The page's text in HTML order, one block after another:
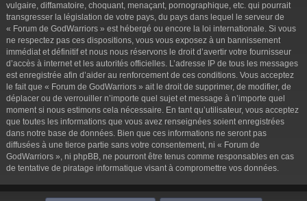
vulgaire, diffamatoire, choquant, menaçant, pornographique, etc. qui pourrait
transgresser la législation de votre pays, du pays dans lequel le serveur de
« Forum de GodWarriors » est hébergé ou encore la loi internationale. Si vous
ne respectez pas ces dispositions, vous vous exposez à un bannissement
immédiat et définitif et nous nous réservons le droit d’avertir votre fournisseur
d’accès à internet et les autorités officielles. L’adresse IP de tous les messages
est enregistrée afin d’aider au renforcement de ces conditions. Vous acceptez
le fait que « Forum de GodWarriors » ait le droit de supprimer, de modifier, de
déplacer ou de verrouiller n’importe quel sujet et message à n’importe quel
moment si nous estimons cela nécessaire. En tant qu’utilisateur, vous acceptez
que toutes les informations que vous avez renseignées soient enregistrées
dans notre base de données. Bien que ces informations ne seront pas
diffusées à une tierce partie sans votre consentement, ni « Forum de
GodWarriors », ni phpBB, ne pourront être tenus comme responsables en cas
de tentative de piratage informatique visant à compromettre vos données.